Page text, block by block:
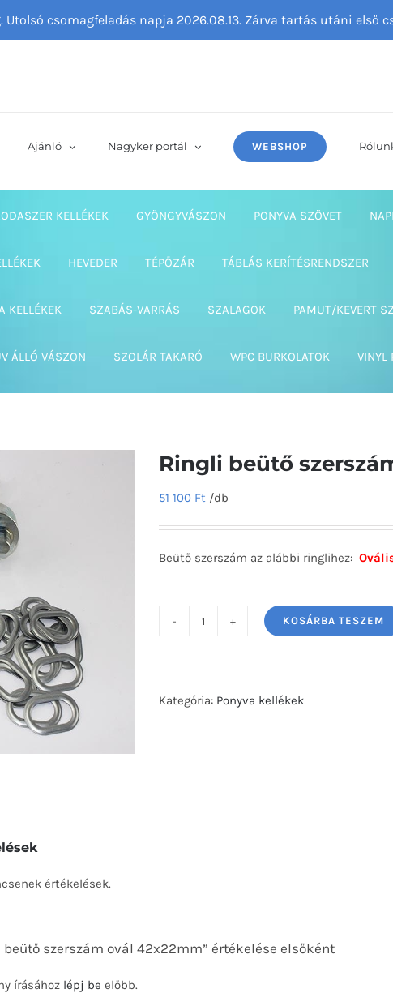
Ajánló Nagyker portál WEBSHOP
KELLÉKEK GYÖNGYVÁSZON PONYVA SZÖVET
HEVEDER TÉPŐZÁR TÁBLÁS KERÍTÉSRENDSZER
KELLÉKEK SZABÁS-VARRÁS SZALAGOK PAMUT/KEVERT
ÁLLÓ VÁSZON SZOLÁR TAKARÓ WPC BURKOLATOK VINYL
Ringli beütő
51 100 Ft /db
Beütő szerszám az alábbi ringlihez:
ovál
KOSÁRBA TESZEM
Kategória: Ponyva kellékek
értékelések.
beütő szerszám ovál 42x22mm” értékelése elsőként
írásához lépj be előbb.
Utolsó csomagfeladás napja 2026.08.13. Zárva tartás utáni első